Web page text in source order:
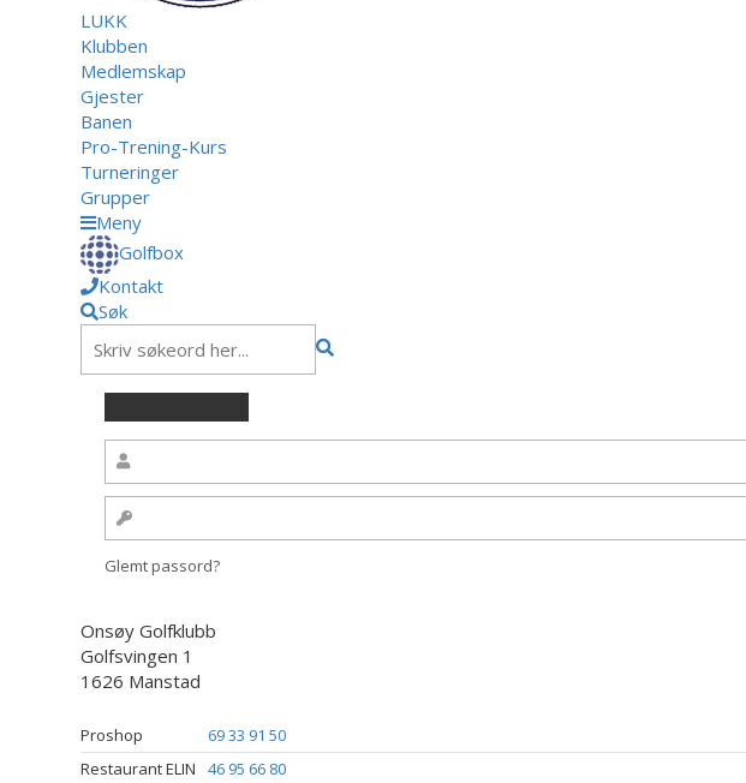
LUKK
Klubben
Medlemskap
Gjester
Banen
Pro-Trening-Kurs
Turneringer
Grupper
Meny
Golfbox
Kontakt
Søk
Glemt passord?
Onsøy Golfklubb
Golfsvingen 1
1626 Manstad
Proshop
69 33 91 50
Restaurant ELIN
46 95 66 80